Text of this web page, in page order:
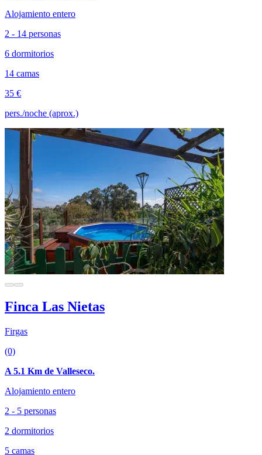
Alojamiento entero
2 - 14 personas
6 dormitorios
14 camas
35 €
pers./noche (aprox.)
Finca Las Nietas
Firgas
(0)
A 5.1 Km de Valleseco.
Alojamiento entero
2 - 5 personas
2 dormitorios
5 camas